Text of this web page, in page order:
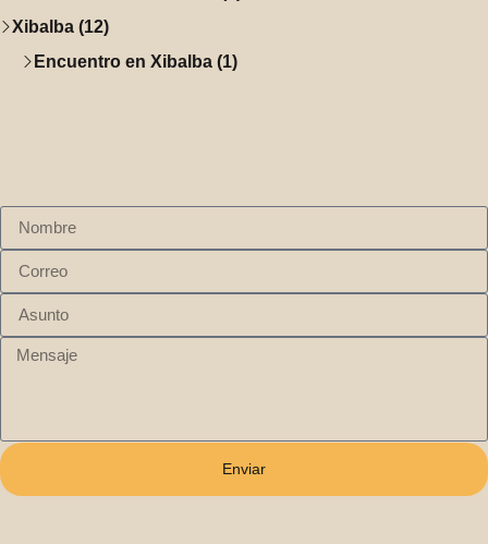
Xibalba (12)
Encuentro en Xibalba (1)
Enviar